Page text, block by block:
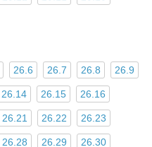
26.6 26.7 26.8 26.9
26.14 26.15 26.16
26.21 26.22 26.23
26.28 26.29 26.30